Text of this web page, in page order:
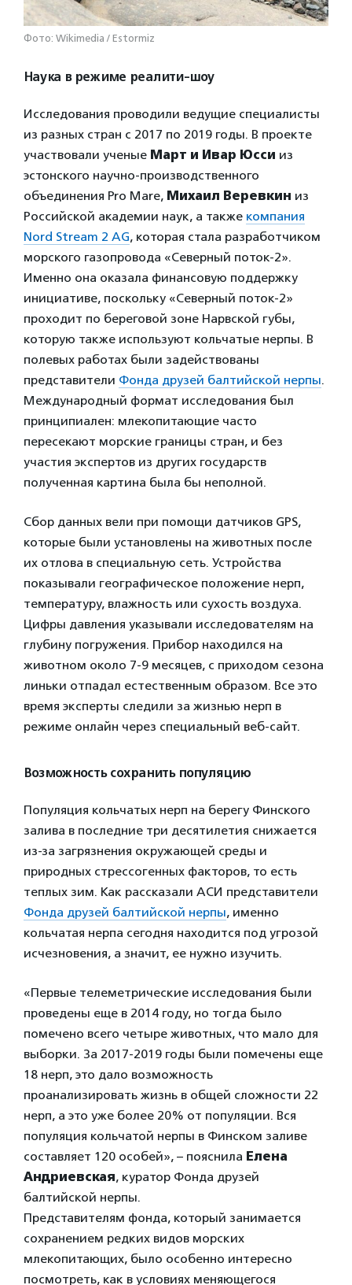
Фото: Wikimedia / Estormiz
Наука в режиме реалити-шоу
Исследования проводили ведущие специалисты
из разных стран с 2017 по 2019 годы. В проекте
участвовали ученые Март и Ивар Юсси из
эстонского научно-производственного
объединения Pro Mare, Михаил Веревкин из
Российской академии наук, а также компания
Nord Stream 2 AG, которая стала разработчиком
морского газопровода «Северный поток-2».
Именно она оказала финансовую поддержку
инициативе, поскольку «Северный поток-2»
проходит по береговой зоне Нарвской губы,
которую также используют кольчатые нерпы. В
полевых работах были задействованы
представители Фонда друзей балтийской нерпы.
Международный формат исследования был
принципиален: млекопитающие часто
пересекают морские границы стран, и без
участия экспертов из других государств
полученная картина была бы неполной.
Сбор данных вели при помощи датчиков GPS,
которые были установлены на животных после
их отлова в специальную сеть. Устройства
показывали географическое положение нерп,
температуру, влажность или сухость воздуха.
Цифры давления указывали исследователям на
глубину погружения. Прибор находился на
животном около 7-9 месяцев, с приходом сезона
линьки отпадал естественным образом. Все это
время эксперты следили за жизнью нерп в
режиме онлайн через специальный веб-сайт.
Возможность сохранить популяцию
Популяция кольчатых нерп на берегу Финского
залива в последние три десятилетия снижается
из-за загрязнения окружающей среды и
природных стрессогенных факторов, то есть
теплых зим. Как рассказали АСИ представители
Фонда друзей балтийской нерпы, именно
кольчатая нерпа сегодня находится под угрозой
исчезновения, а значит, ее нужно изучить.
«Первые телеметрические исследования были
проведены еще в 2014 году, но тогда было
помечено всего четыре животных, что мало для
выборки. За 2017-2019 годы были помечены еще
18 нерп, это дало возможность
проанализировать жизнь в общей сложности 22
нерп, а это уже более 20% от популяции. Вся
популяция кольчатой нерпы в Финском заливе
составляет 120 особей», – пояснила Елена
Андриевская, куратор Фонда друзей
балтийской нерпы.
Представителям фонда, который занимается
сохранением редких видов морских
млекопитающих, было особенно интересно
посмотреть, как в условиях меняющегося